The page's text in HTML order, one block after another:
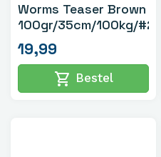
Worms Teaser Brown
100gr/35cm/100kg/#2/0
19,99
shopping_cart Bestel